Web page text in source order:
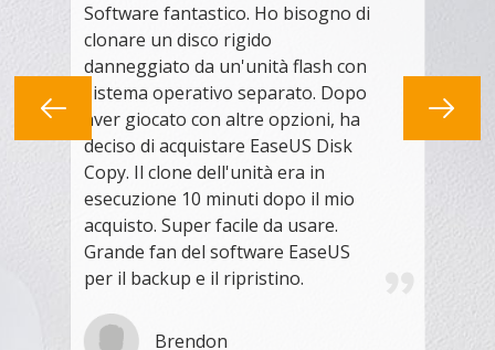
Software fantastico. Ho bisogno di
clonare un disco rigido
danneggiato da un'unità flash con
sistema operativo separato. Dopo
aver giocato con altre opzioni, ha
deciso di acquistare EaseUS Disk
Copy. Il clone dell'unità era in
esecuzione 10 minuti dopo il mio
acquisto. Super facile da usare.
Grande fan del software EaseUS
per il backup e il ripristino.
Brendon
Copy
del
 